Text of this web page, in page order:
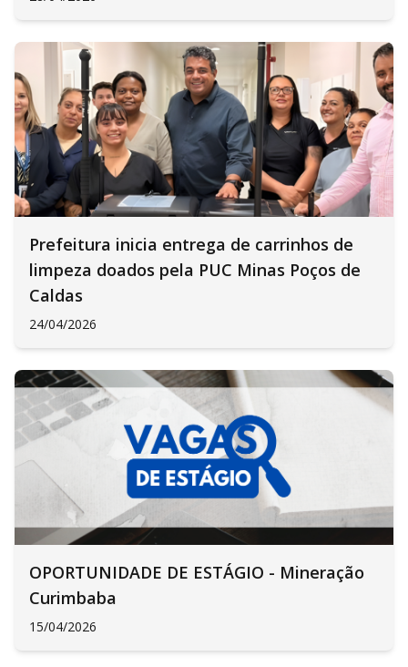
Prefeitura inicia entrega de carrinhos de
limpeza doados pela PUC Minas Poços de
Caldas
24/04/2026
OPORTUNIDADE DE ESTÁGIO - Mineração
Curimbaba
15/04/2026